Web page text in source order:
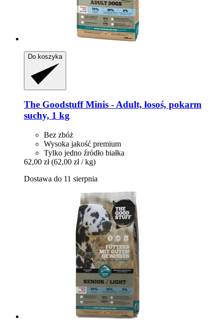
Do koszyka
The GoodstuffMinis -​ Adult, łosoś, pokarm
suchy, 1 kg
Bez zbóż
Wysoka jakość premium
Tylko jedno źródło białka
62,00 zł (62,00 zł / kg)
Dostawa do 11 sierpnia